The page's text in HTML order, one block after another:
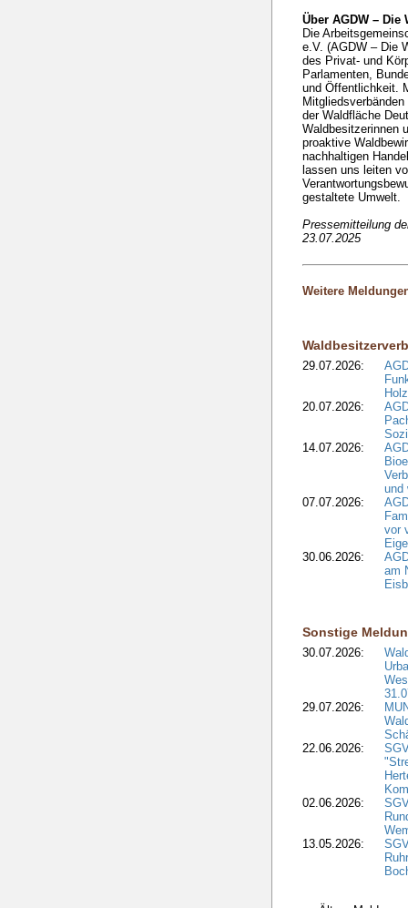
Über AGDW – Die
Die
e.V. (AGDW – Die
des Privat- und
Parlamenten,
und Öffentlichkeit.
der Waldfläche
Waldbesitzerinnen
proaktive
nachhaltigen
lassen uns leiten
gestaltete Umwelt.
Pressemitteilung
23.07.2025
Weitere
29.07.2026:
20.07.2026:
14.07.2026:
und
07.07.2026:
vor
30.06.2026:
am
Sonstige
30.07.2026:
29.07.2026:
22.06.2026:
02.06.2026:
13.05.2026: